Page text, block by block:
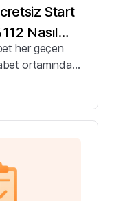
Start
Nasıl
her geçen
ortamında
doğru